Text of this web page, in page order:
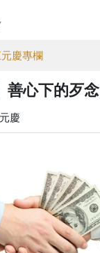
慶專欄
善心下的歹念
慶